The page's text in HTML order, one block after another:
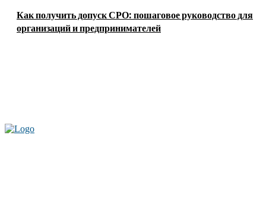
Как получить допуск СРО: пошаговое руководство для
организаций и предпринимателей